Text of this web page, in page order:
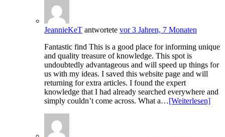
JeannieKeT antwortete vor 3 Jahren, 7 Monaten
Fantastic find This is a good place for informing unique
and quality treasure of knowledge. This spot is
undoubtedly advantageous and will speed up things for
us with my ideas. I saved this website page and will
returning for extra articles. I found the expert
knowledge that I had already searched everywhere and
simply couldn’t come across. What a…[Weiterlesen]